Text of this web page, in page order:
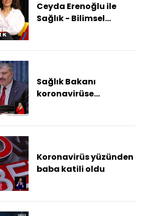
Ceyda Erenoğlu ile
Sağlık - Bilimsel
Sağlık Bakanı
koronavirüse
Koronavirüs yüzünden
baba katili oldu